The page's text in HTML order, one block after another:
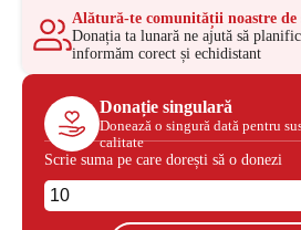
Alătură-te comunității noastre de
Donația ta lunară ne ajută să
informăm corect și echidistant
Donație singulară
Donează o singură dată pentru
calitate
Scrie suma pe care dorești să o donezi